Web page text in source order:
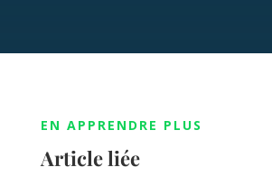
EN APPRENDRE PLUS
Article liée